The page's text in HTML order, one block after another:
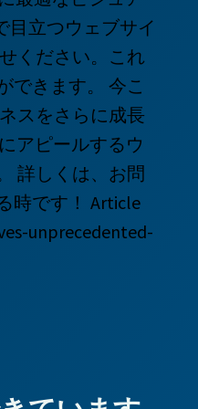
目立つウェブサイ
ください。これ
できます。 今こ
スをさらに成長
アピールするウ
詳しくは、お問
時です！ Article
unprecedented-